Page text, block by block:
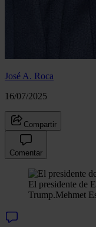
José A. Roca
16/07/2025
Compartir
Comentar
El presidente de
Trump.Mehmet